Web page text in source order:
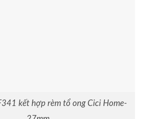
kết hợp rèm tổ ong Cici Home-